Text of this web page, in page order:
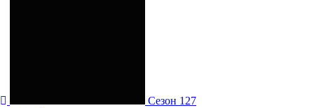
Сезон 127